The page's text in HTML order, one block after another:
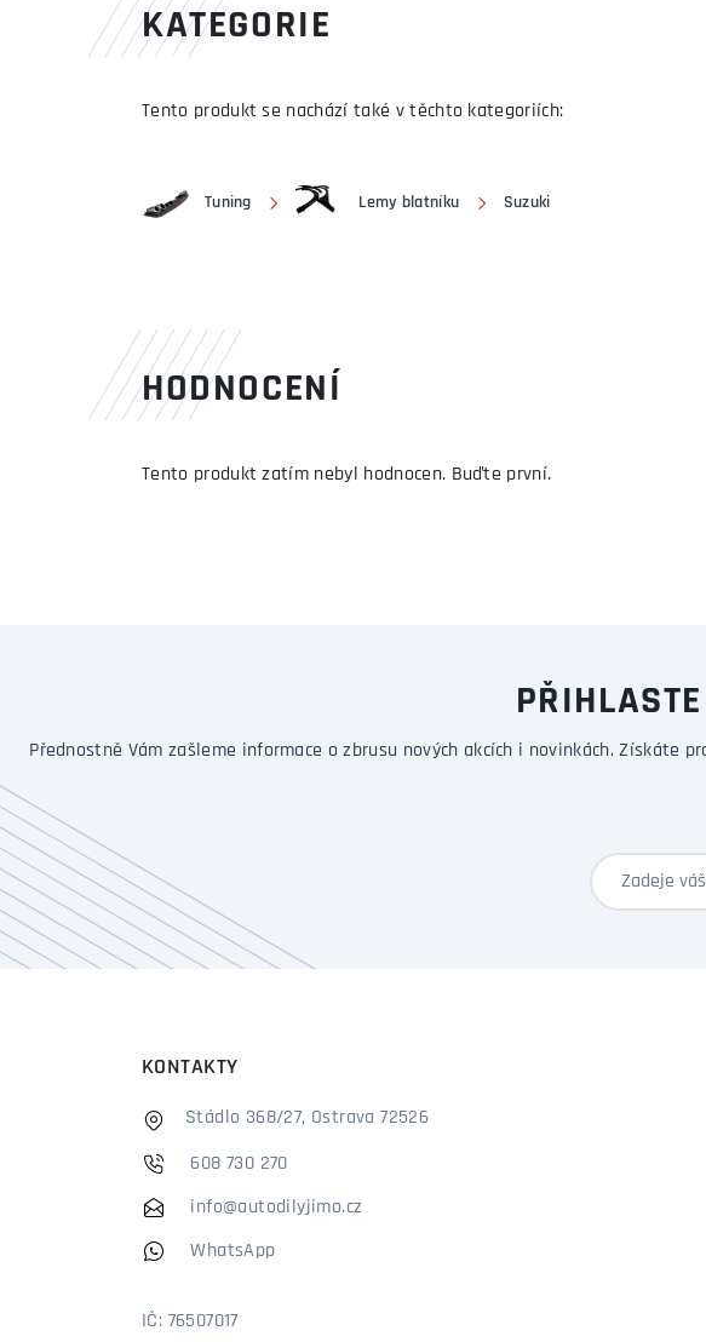
KATEGORIE
Tento produkt se nachází také v těchto kategoriích:
Tuning Lemy blatníku Suzuki
HODNOCENÍ
Tento produkt zatím nebyl hodnocen. Buďte první.
Přednostně Vám zašleme informace o zbrusu nových akcích i novinkách.
KONTAKTY
Stádlo 368/27, Ostrava 72526
608 730 270
info@autodilyjimo.cz
WhatsApp
IČ: 76507017